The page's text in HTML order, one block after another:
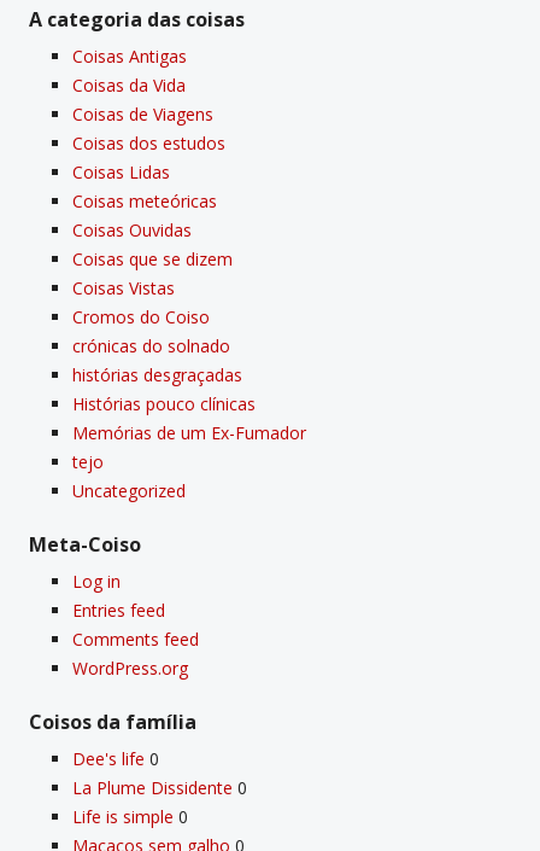
A categoria das coisas
Coisas Antigas
Coisas da Vida
Coisas de Viagens
Coisas dos estudos
Coisas Lidas
Coisas meteóricas
Coisas Ouvidas
Coisas que se dizem
Coisas Vistas
Cromos do Coiso
crónicas do solnado
histórias desgraçadas
Histórias pouco clí­nicas
Memórias de um Ex-Fumador
tejo
Uncategorized
Meta-Coiso
Log in
Entries feed
Comments feed
WordPress.org
Coisos da famí­lia
Dee's life 0
La Plume Dissidente 0
Life is simple 0
Macacos sem galho 0